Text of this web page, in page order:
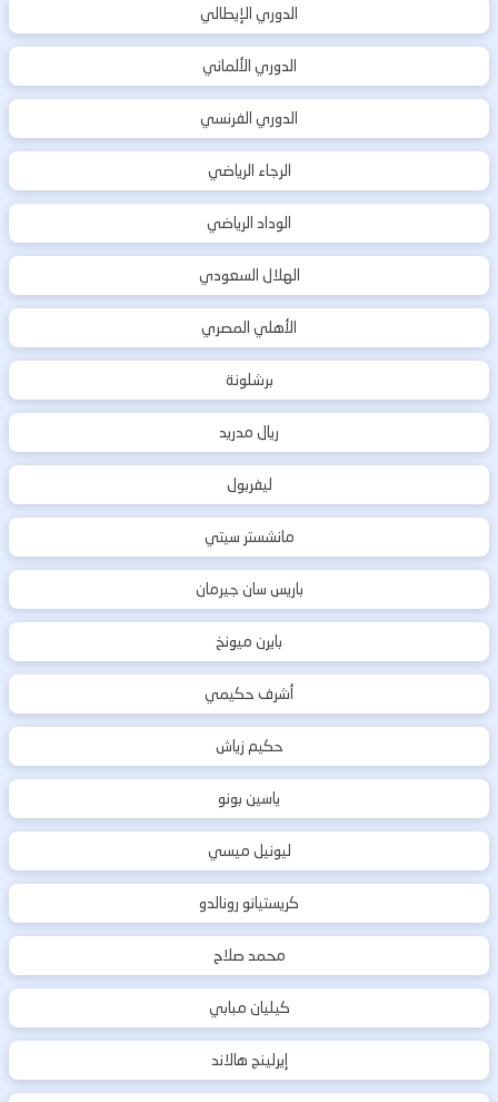
الدوري الإيطالي
الدوري الألماني
الدوري الفرنسي
الرجاء الرياضي
الوداد الرياضي
الهلال السعودي
الأهلي المصري
برشلونة
ريال مدريد
ليفربول
مانشستر سيتي
باريس سان جيرمان
بايرن ميونخ
أشرف حكيمي
حكيم زياش
ياسين بونو
ليونيل ميسي
كريستيانو رونالدو
محمد صلاح
كيليان مبابي
إيرلينج هالاند